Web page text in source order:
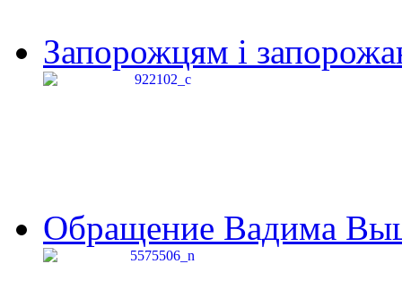
Запорожцям і
Обращение Вадима